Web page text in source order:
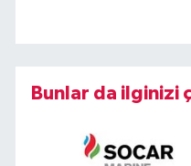
Bunlar da ilginizi